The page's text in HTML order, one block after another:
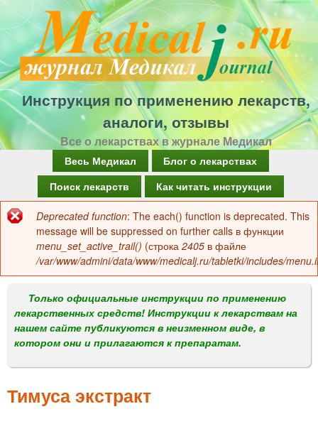
Перейти
к
основному
содержанию
Инструкция по применению лекарств,
аналоги, отзывы
Все о лекарствах в журнале Медикал
а
в
о
м
е
н
Весь Медикал
Блог о лекарствах
Поиск лекарств
Как читать инструкции
Сообщение
об
ошибке
Deprecated function: The each() function is deprecated. This
message will be suppressed on further calls в функции
menu_set_active_trail() (строка 2405 в файле
/var/www/admini/data/www/medicalj.ru/tabletki/includes/
Только официальные инструкции по применению
лекарственных средств! Инструкции к лекарствам на
нашем сайте публикуются в неизменном виде, в
котором они и прилагаются к препаратам.
Тимуса экстракт